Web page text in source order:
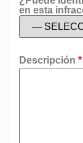
en esta
Descripción *